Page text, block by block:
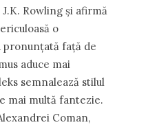
J.K. Rowling şi afirmă
o
faţă de
aduce mai
semnalează stilul
mai multă fantezie.
Coman,